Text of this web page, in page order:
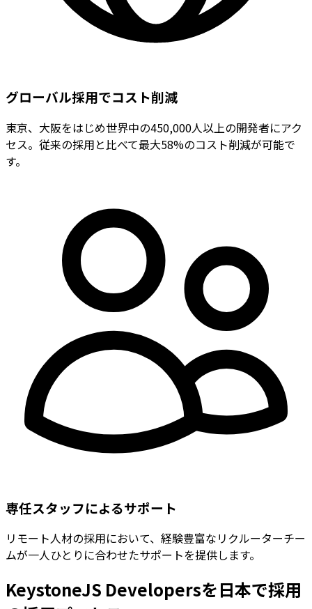
グローバル採用でコスト削減
東京、大阪をはじめ世界中の450,000人以上の開発者にアク
セス。従来の採用と比べて最大58%のコスト削減が可能で
す。
専任スタッフによるサポート
リモート人材の採用において、経験豊富なリクルーターチー
ムが一人ひとりに合わせたサポートを提供します。
KeystoneJS Developersを日本で採用